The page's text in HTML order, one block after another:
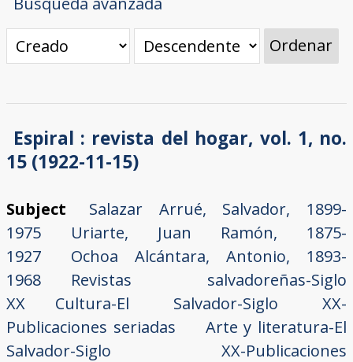
Ordenar
Espiral : revista del hogar, vol. 1, no.
15 (1922-11-15)
Subject
Salazar Arrué, Salvador, 1899-
1975
Uriarte, Juan Ramón, 1875-
1927
Ochoa Alcántara, Antonio, 1893-
1968
Revistas salvadoreñas-Siglo
XX
Cultura-El Salvador-Siglo XX-
Publicaciones seriadas
Arte y literatura-El
Salvador-Siglo XX-Publicaciones